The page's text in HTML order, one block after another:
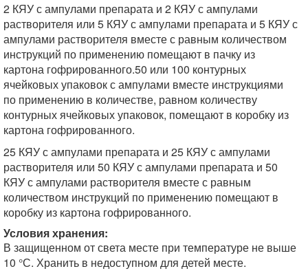
2 КЯУ с ампулами препарата и 2 КЯУ с ампулами
растворителя или 5 КЯУ с ампулами препарата и 5 КЯУ с
ампулами растворителя вместе с равным количеством
инструкций по применению помещают в пачку из
картона гофрированного.50 или 100 контурных
ячейковых упаковок с ампулами вместе инструкциями
по применению в количестве, равном количеству
контурных ячейковых упаковок, помещают в коробку из
картона гофрированного.
25 КЯУ с ампулами препарата и 25 КЯУ с ампулами
растворителя или 50 КЯУ с ампулами препарата и 50
КЯУ с ампулами растворителя вместе с равным
количеством инструкций по применению помещают в
коробку из картона гофрированного.
Условия хранения:
В защищенном от света месте при температуре не выше
10 °С. Хранить в недоступном для детей месте.